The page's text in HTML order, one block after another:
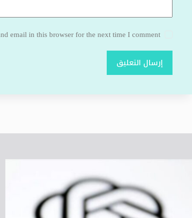
email in this browser for the next time I comment.
إرسال التعليق